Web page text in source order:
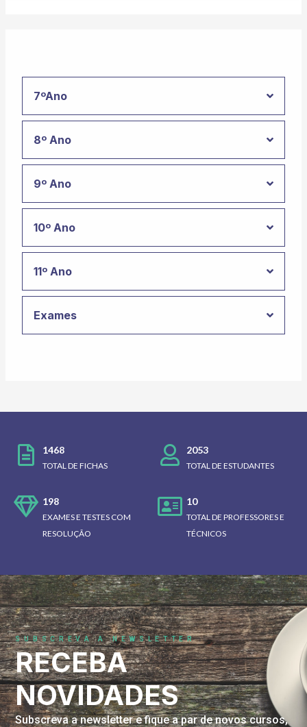
7ºAno
8º Ano
9º Ano
10º Ano
11º Ano
Exames
1468
TOTAL DE FICHAS
2053
TOTAL DE ESTUDANTES
198
EXAMES E TESTES COM
RESOLUÇÃO
10
TOTAL DE PROFESSORES E
TÉCNICOS
SUBSCREVA A NEWSLETTER
RECEBA
NOVIDADES
Subscreva a newsletter e fique a par de novos cursos,